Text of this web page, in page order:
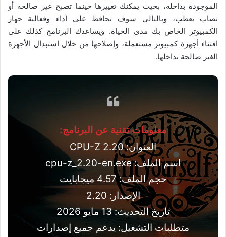
الموجودة بداخله، بحيث يمكنك تغييرها حينما تصبح غير صالحة أو
تصاب بعطب، وبالتالي سوف تحافظ على أداء وفعالية جهاز
الكمبيوتر الخاص بك مدى الحياة. ويساعدك البرنامج كذلك على
اقتناء أجهزة كمبيوتر مستعملة، وإصلاحها من خلال استبدال الأجهزة
الغير صالحة بداخلها.
معلومات تقنية عن البرنامج:
العنوان: CPU-Z 2.20
اسم الملف: cpu-z_2.20-en.exe
حجم الملف: 4.57 ميجابايت
الإصدار: 2.20
تاريخ التحديث: 13 مايو 2026
متطلبات التشغيل: يدعم جميع إصدارات